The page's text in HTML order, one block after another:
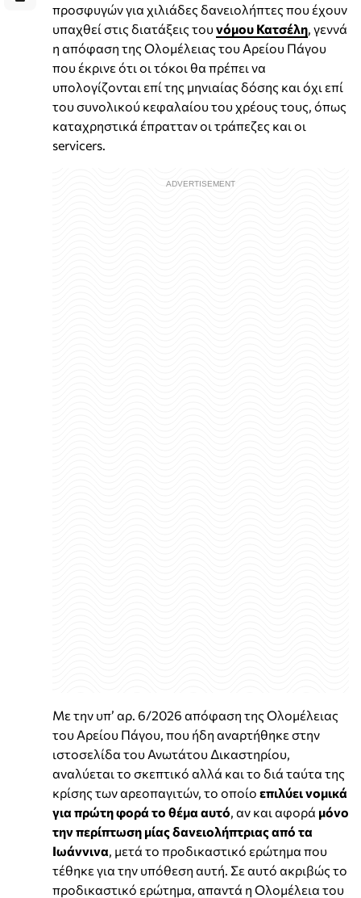
προσφυγών για χιλιάδες δανειολήπτες που έχουν
υπαχθεί στις διατάξεις τουνόμου Κατσέλη , γεννά
η απόφαση της Ολομέλειας του Αρείου Πάγου
που έκρινε ότι οι τόκοι θα πρέπει να
υπολογίζονται επί της μηνιαίας δόσης και όχι επί
του συνολικού κεφαλαίου του χρέους τους, όπως
καταχρηστικά έπρατταν οι τράπεζες και οι
servicers.
Με την υπ’ αρ. 6/2026 απόφαση της Ολομέλειας
του Αρείου Πάγου, που ήδη αναρτήθηκε στην
ιστοσελίδα του Ανωτάτου Δικαστηρίου,
αναλύεται το σκεπτικό αλλά και το διά ταύτα της
κρίσης των αρεοπαγιτών, το οποίο επιλύει νομικά
για πρώτη φορά το θέμα αυτό , αν και αφορά μόνο
την περίπτωση μίας δανειολήπτριας από τα
Ιωάννινα , μετά το προδικαστικό ερώτημα που
τέθηκε για την υπόθεση αυτή. Σε αυτό ακριβώς το
προδικαστικό ερώτημα, απαντά η Ολομέλεια του